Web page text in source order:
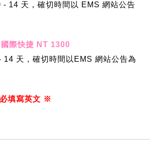
- 14 天，確切時間以 EMS 網站公告
際快捷 NT 1300
14 天，確切時間以EMS 網站公告為
填寫英文 ※